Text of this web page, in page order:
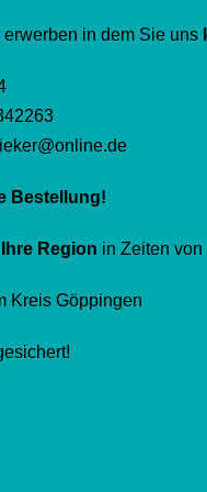
erwerben in dem Sie uns
Bestellung!
Ihre Region in Zeiten von
Kreis Göppingen